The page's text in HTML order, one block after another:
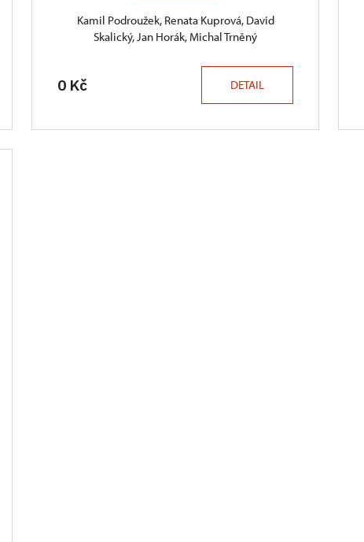
Kamil Podroužek, Renata Kuprová, David
Skalický, Jan Horák, Michal Trněný
0 Kč DETAIL